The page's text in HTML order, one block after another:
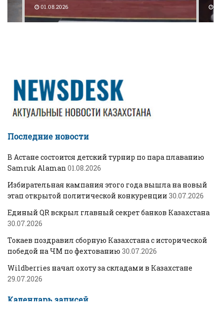
01.08.2026
Последние новости
В Астане состоится детский турнир по пара плаванию
Samruk Alaman 01.08.2026
Избирательная кампания этого года вышла на новый
этап открытой политической конкуренции 30.07.2026
Единый QR вскрыл главный секрет банков Казахстана
30.07.2026
Токаев поздравил сборную Казахстана с исторической
победой на ЧМ по фехтованию 30.07.2026
Wildberries начал охоту за складами в Казахстане
29.07.2026
Календарь записей